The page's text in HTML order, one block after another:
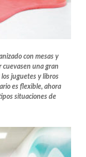
con mesas y
cuevasen una gran
juguetes y libros
es flexible, ahora
situaciones de